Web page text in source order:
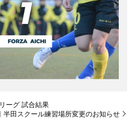
ーグ 試合結果
半田スクール練習場所変更のお知らせ